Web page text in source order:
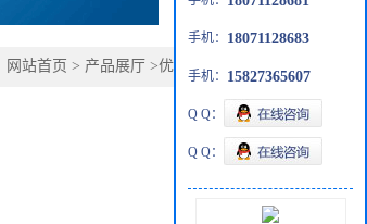
网站首页 > 产品展厅 >优势品种
手机： 18071128683
手机： 15827365607
Q Q：
Q Q：